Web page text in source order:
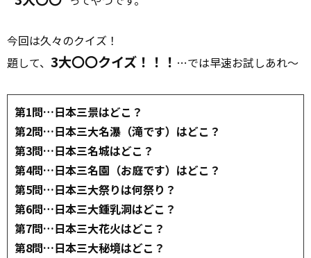
今回は久々のクイズ！
題して、 3大〇〇クイズ！！！ …では早速お試しあれ〜
第1問…日本三景はどこ？
第2問…日本三大名瀑（滝です）はどこ？
第3問…日本三名城はどこ？
第4問…日本三名園（お庭です）はどこ？
第5問…日本三大祭りは何祭り？
第6問…日本三大鍾乳洞はどこ？
第7問…日本三大花火はどこ？
第8問…日本三大秘境はどこ？